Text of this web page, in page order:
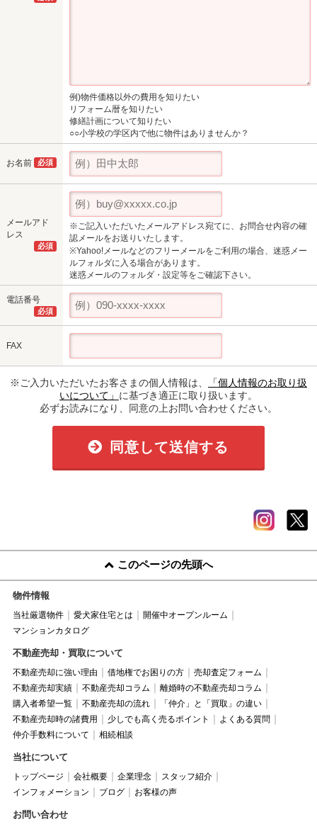
例)物件価格以外の費用を知りたい
リフォーム暦を知りたい
修繕計画について知りたい
○○小学校の学区内で他に物件はありませんか？
お名前 必須
メールアド
レス
必須
※ご記入いただいたメールアドレス宛てに、お問合せ内容の確
認メールをお送りいたします。
※Yahoo!メールなどのフリーメールをご利用の場合、迷惑メー
ルフォルダに入る場合があります。
迷惑メールのフォルダ・設定等をご確認下さい。
電話番号
必須
FAX
※ご入力いただいたお客さまの個人情報は、
「個人情報のお取り扱
いについて」 に基づき適正に取り扱います。
必ずお読みになり、同意の上お問い合わせください。
同意して送信する
このページの先頭へ
物件情報
当社厳選物件 愛犬家住宅とは
開催中オープンルーム
マンションカタログ
不動産売却・買取について
不動産売却に強い理由 借地権でお困りの方
売却査定フォーム
不動産売却実績
不動産売却コラム
離婚時の不動産売却コラム
購入者希望一覧
不動産売却の流れ
「仲介」と「買取」の違い
不動産売却時の諸費用
少しでも高く売るポイント
よくある質問
仲介手数料について
相続相談
当社について
トップページ 会社概要 企業理念
スタッフ紹介
インフォメーション
ブログ お客様の声
お問い合わせ